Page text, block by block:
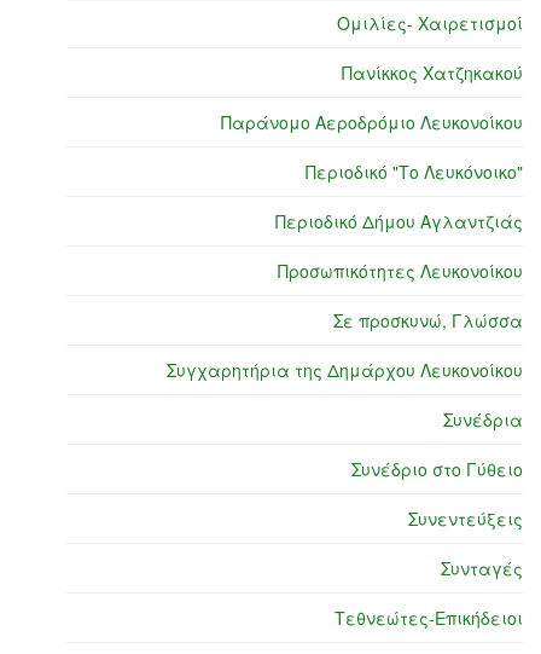
Ομιλίες- Χαιρετισμοί
Πανίκκος Χατζηκακού
Παράνομο Αεροδρόμιο Λευκονοίκου
Περιοδικό "Το Λευκόνοικο"
Περιοδικό Δήμου Αγλαντζιάς
Προσωπικότητες Λευκονοίκου
Σε προσκυνώ, Γλώσσα
Συγχαρητήρια της Δημάρχου Λευκονοίκου
Συνέδρια
Συνέδριο στο Γύθειο
Συνεντεύξεις
Συνταγές
Τεθνεώτες-Επικήδειοι